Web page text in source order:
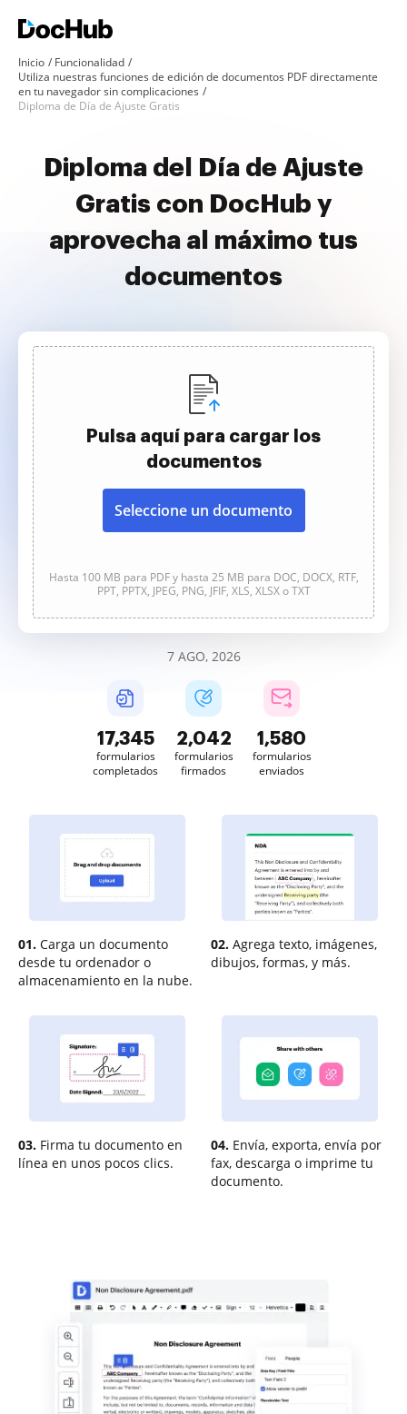
Inicio
Funcionalidad
Utiliza nuestras funciones de edición de documentos PDF directamente
en tu navegador sin complicaciones
Diploma de Día de Ajuste Gratis
Diploma del Día de Ajuste
Gratis con DocHub y
aprovecha al máximo tus
documentos
Pulsa aquí para cargar los
documentos
Seleccione un documento
Hasta 100 MB para PDF y hasta 25 MB para DOC, DOCX, RTF,
PPT, PPTX, JPEG, PNG, JFIF, XLS, XLSX o TXT
7 AGO, 2026
17,345
formularios
completados
2,042
formularios
firmados
1,580
formularios
enviados
01. Carga un documento
desde tu ordenador o
almacenamiento en la nube.
02. Agrega texto, imágenes,
dibujos, formas, y más.
03. Firma tu documento en
línea en unos pocos clics.
04. Envía, exporta, envía por
fax, descarga o imprime tu
documento.